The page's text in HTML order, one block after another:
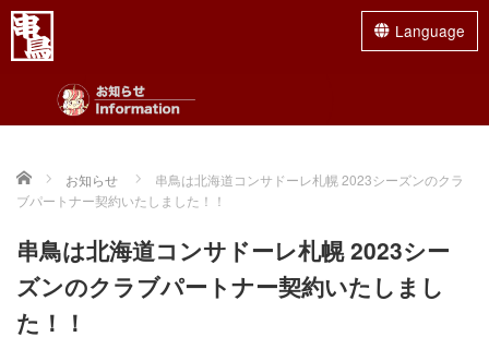
Language
Home お知らせ
串鳥は北海道コンサドーレ札幌 2023シーズンのクラ
ブパートナー契約いたしました！！
串鳥は北海道コンサドーレ札幌 2023シー
ズンのクラブパートナー契約いたしまし
た！！
Menu
グランドメニュー
ランチメニュー
店舗一覧
最近の投稿
【早得セット】
お盆期間 8/11（火）～8/16（日）販売休
止とさせていただきます。 平日限定18時まで早得セット
【焼鳥2本・ドリンク2杯・おつまみ...
2026/07/16